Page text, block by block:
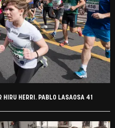
HIRU HERRI. PABLO LASAOSA 41